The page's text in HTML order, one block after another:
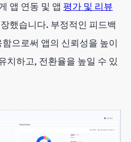
앱 연동 및 앱 평가 및 리뷰
했습니다. 부정적인 피드백
으로써 앱의 신뢰성을 높이
치하고, 전환율을 높일 수 있